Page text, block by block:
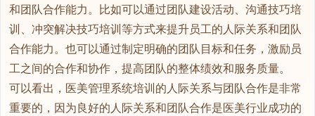
和团队合作能力。比如可以通过团队建设活动、沟通技巧培
训、冲突解决技巧培训等方式来提升员工的人际关系和团队
合作能力。也可以通过制定明确的团队目标和任务，激励员
工之间的合作和协作，提高团队的整体绩效和服务质量。
可以看出，医美管理系统培训的人际关系与团队合作是非常
重要的，因为良好的人际关系和团队合作是医美行业成功的